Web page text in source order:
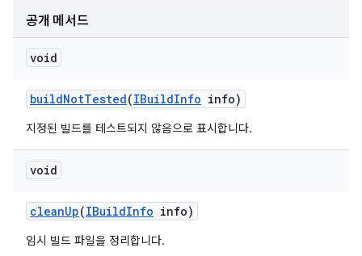
공개 메서드
void
buildNotTested(IBuildInfo info)
지정된 빌드를 테스트되지 않음으로 표시합니다.
void
cleanUp(IBuildInfo info)
임시 빌드 파일을 정리합니다.